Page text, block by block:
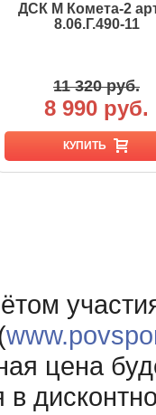
ДСК М Комета-2
8.06.Г.490-11
11 320 руб.
8 990 руб.
КУПИТЬ
цена
в